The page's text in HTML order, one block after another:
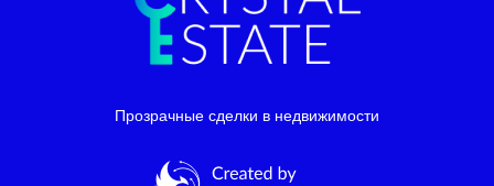
Прозрачные сделки в недвижимости